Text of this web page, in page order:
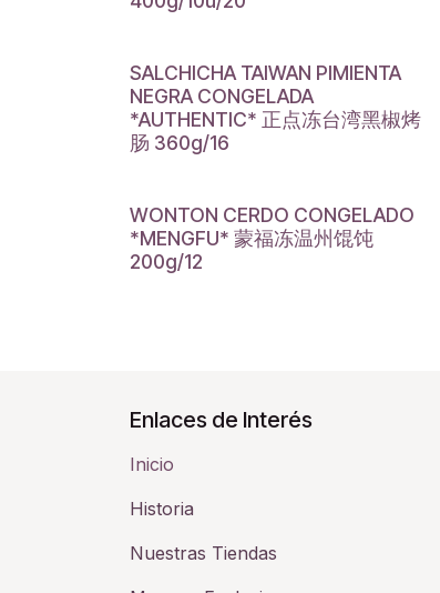
SALCHICHA TAIWAN PIMIENTA
NEGRA CONGELADA
*AUTHENTIC* 正点冻台湾黑椒烤
肠 360g/16
WONTON CERDO CONGELADO
*MENGFU* 蒙福冻温州馄饨
200g/12
Enlaces de Interés
Inicio
Historia​
Nuestras Tiendas